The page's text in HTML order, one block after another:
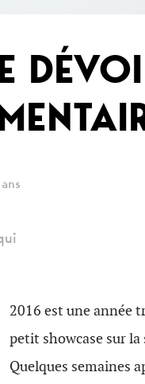
2016 est une année
petit showcase sur
Quelques semaines